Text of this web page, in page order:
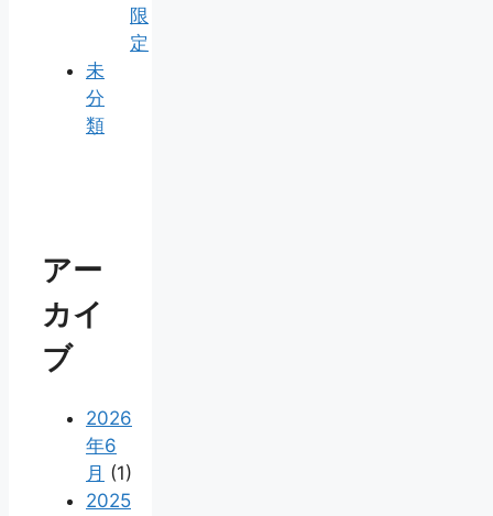
限
定
未
分
類
アー
カイ
ブ
2026
年6
月 (1)
2025